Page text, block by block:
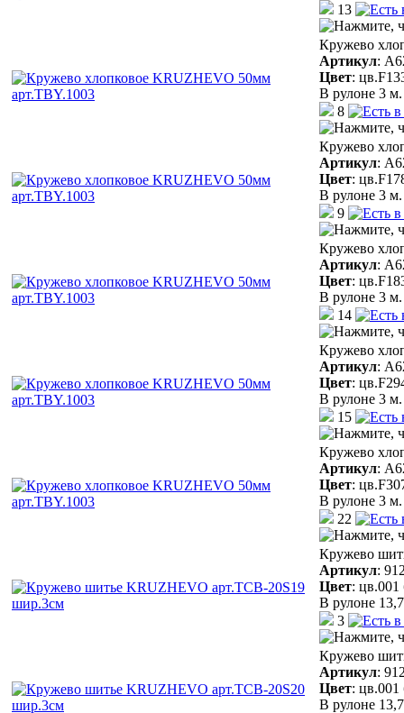
13
Кружево
Артикул:
Цвет:
В рулоне 3 м.
8
Кружево
Артикул:
Цвет:
В рулоне 3 м.
9
Кружево
Артикул:
Цвет:
В рулоне 3 м.
14
Кружево
Артикул:
Цвет:
В рулоне 3 м.
15
Кружево
Артикул:
Цвет:
В рулоне 3 м.
22
Кружево
Артикул:
Цвет: цв.001
В рулоне
3
Кружево
Артикул:
Цвет: цв.001
В рулоне